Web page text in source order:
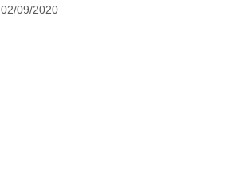
02/09/2020